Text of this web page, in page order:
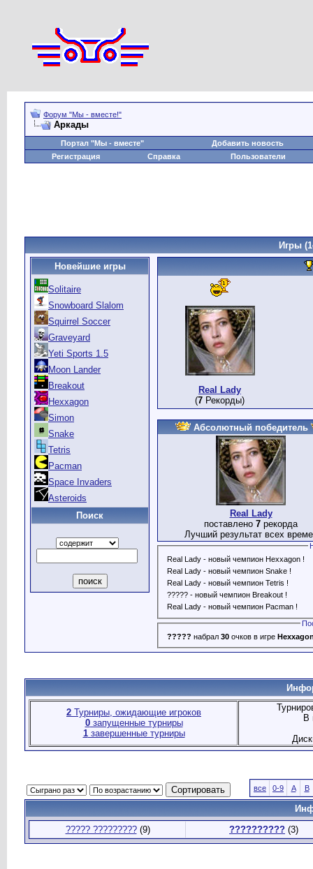
Форум "Мы - вместе!"
Аркады
Портал "Мы - вместе"
Добавить новость
Регистрация
Справка Пользователи
Игры
Новейшие игры
Solitaire
Snowboard Slalom
Squirrel Soccer
Graveyard
Yeti Sports 1.5
Moon Lander
Breakout
Hexxagon
Simon
Snake
Tetris
Pacman
Space Invaders
Asteroids
Поиск
Real Lady
(7 Рекорды)
Абсолютный победитель
Real Lady
поставлено 7 рекорда
Лучший результат всех
Real Lady - новый чемпион Hexxagon !
Real Lady - новый чемпион Snake !
Real Lady - новый чемпион Tetris !
????? - новый чемпион Breakout !
Real Lady - новый чемпион Pacman !
????? набрал 30очков в игре
2 Турниры, ожидающие игроков
0запущенные турниры
1завершенные турниры
В
все 0-9 A B
????? ?????????(9) ?????????? (3)